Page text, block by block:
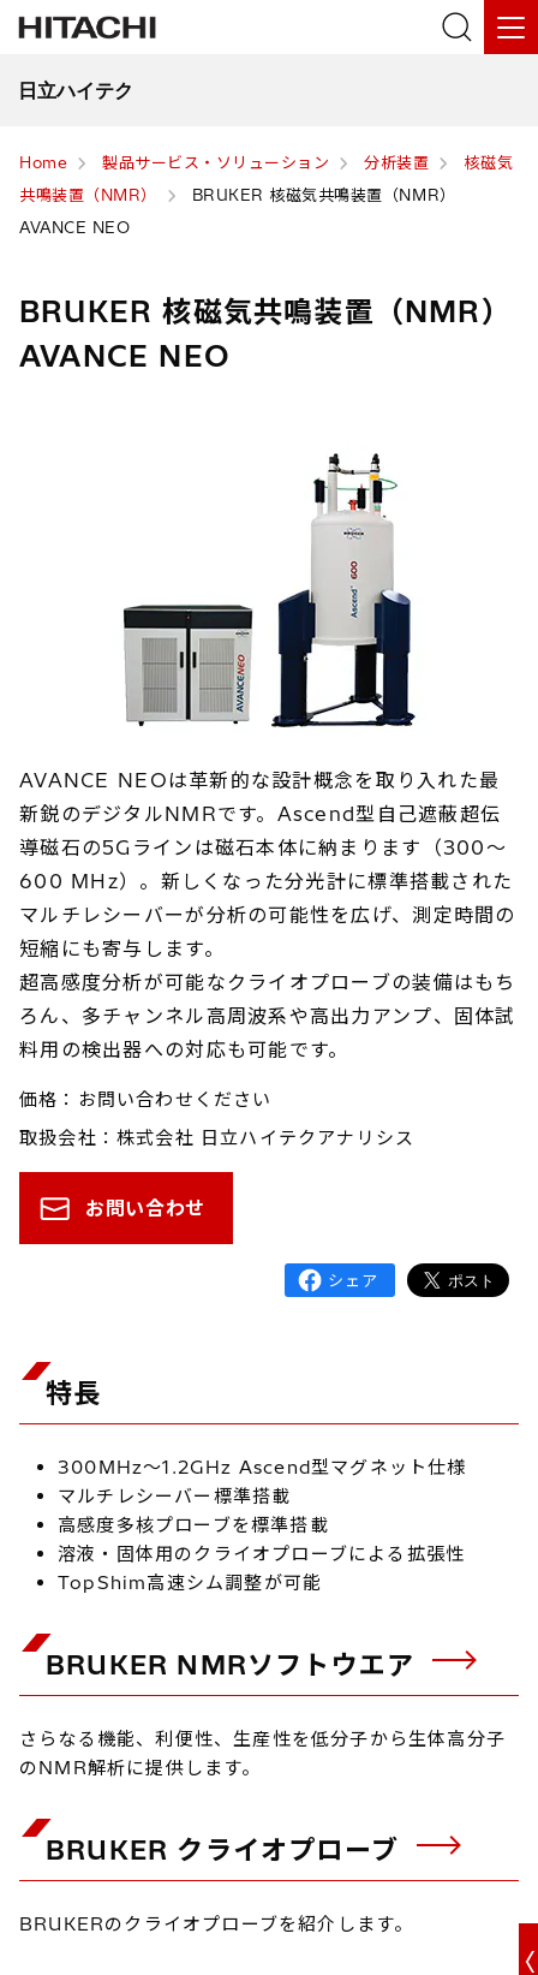
日立ハイテク
Home 製品サービス・ソリューション 分析装置
核磁気
共鳴装置（NMR）
BRUKER 核磁気共鳴装置（NMR）
AVANCE NEO
BRUKER 核磁気共鳴装置（NMR）
AVANCE NEO
AVANCE NEOは革新的な設計概念を取り入れた最
新鋭のデジタルNMRです。Ascend型自己遮蔽超伝
導磁石の5Gラインは磁石本体に納まります（300～
600 MHz）。新しくなった分光計に標準搭載された
マルチレシーバーが分析の可能性を広げ、測定時間の
短縮にも寄与します。
超高感度分析が可能なクライオプローブの装備はもち
ろん、多チャンネル高周波系や高出力アンプ、固体試
料用の検出器への対応も可能です。
価格：お問い合わせください
取扱会社：株式会社 日立ハイテクアナリシス
お問い合わせ
特長
300MHz～1.2GHz Ascend型マグネット仕様
マルチレシーバー標準搭載
高感度多核プローブを標準搭載
溶液・固体用のクライオプローブによる拡張性
TopShim高速シム調整が可能
BRUKER NMRソフトウエア
さらなる機能、利便性、生産性を低分子から生体高分子
のNMR解析に提供します。
BRUKER クライオプローブ
BRUKERのクライオプローブを紹介します。